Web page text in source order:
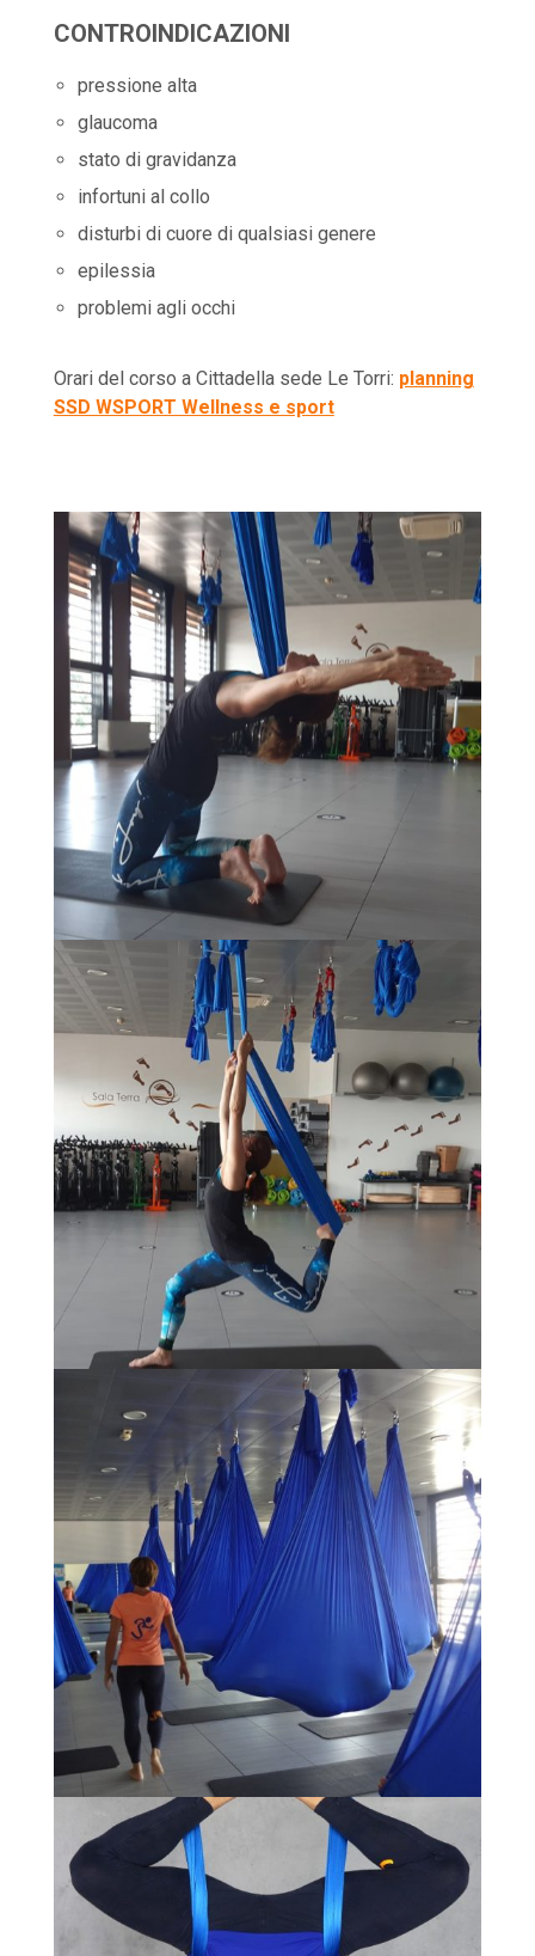
CONTROINDICAZIONI
pressione alta
glaucoma
stato di gravidanza
infortuni al collo
disturbi di cuore di qualsiasi genere
epilessia
problemi agli occhi
Orari del corso a Cittadella sede Le Torri: planning
SSD WSPORT Wellness e sport